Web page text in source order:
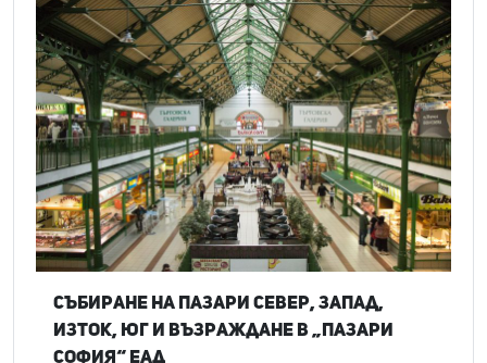
Събиране на Пазари Север, Запад,
Изток, Юг и Възраждане в „Пазари
София“ ЕАД